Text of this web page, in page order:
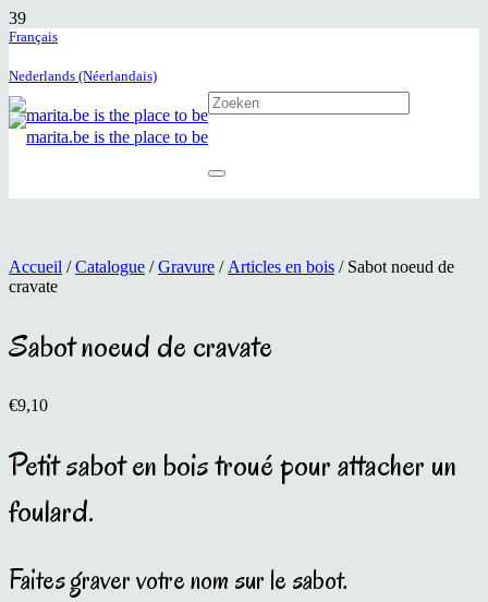
Français
Nederlands (Néerlandais)
Accueil /Catalogue /Gravure / Articles en bois / Sabot noeud de
cravate
Sabot noeud de cravate
€9,10
Petit sabot en bois troué pour attacher un
foulard.
Faites graver votre nom sur le sabot.